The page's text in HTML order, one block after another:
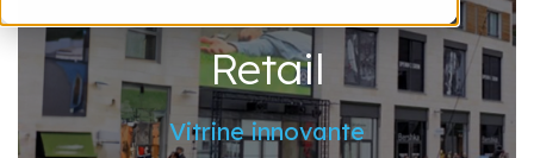
Retail
Vitrine innovante